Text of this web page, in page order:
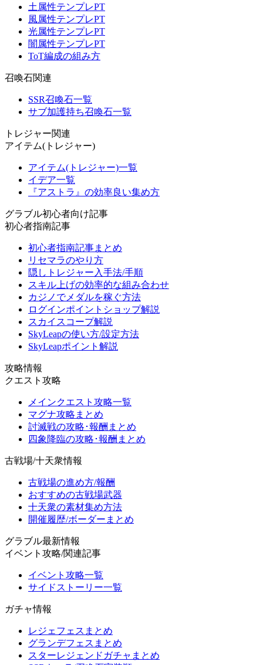
土属性テンプレPT
風属性テンプレPT
光属性テンプレPT
闇属性テンプレPT
ToT編成の組み方
召喚石関連
SSR召喚石一覧
サブ加護持ち召喚石一覧
トレジャー関連
アイテム(トレジャー)
アイテム(トレジャー)一覧
イデア一覧
『アストラ』の効率良い集め方
グラブル初心者向け記事
初心者指南記事
初心者指南記事まとめ
リセマラのやり方
隠しトレジャー入手法/手順
スキル上げの効率的な組み合わせ
カジノでメダルを稼ぐ方法
ログインポイントショップ解説
スカイスコープ解説
SkyLeapの使い方/設定方法
SkyLeapポイント解説
攻略情報
クエスト攻略
メインクエスト攻略一覧
マグナ攻略まとめ
討滅戦の攻略･報酬まとめ
四象降臨の攻略･報酬まとめ
古戦場/十天衆情報
古戦場の進め方/報酬
おすすめの古戦場武器
十天衆の素材集め方法
開催履歴/ボーダーまとめ
グラブル最新情報
イベント攻略/関連記事
イベント攻略一覧
サイドストーリー一覧
ガチャ情報
レジェフェスまとめ
グランデフェスまとめ
スターレジェンドガチャまとめ